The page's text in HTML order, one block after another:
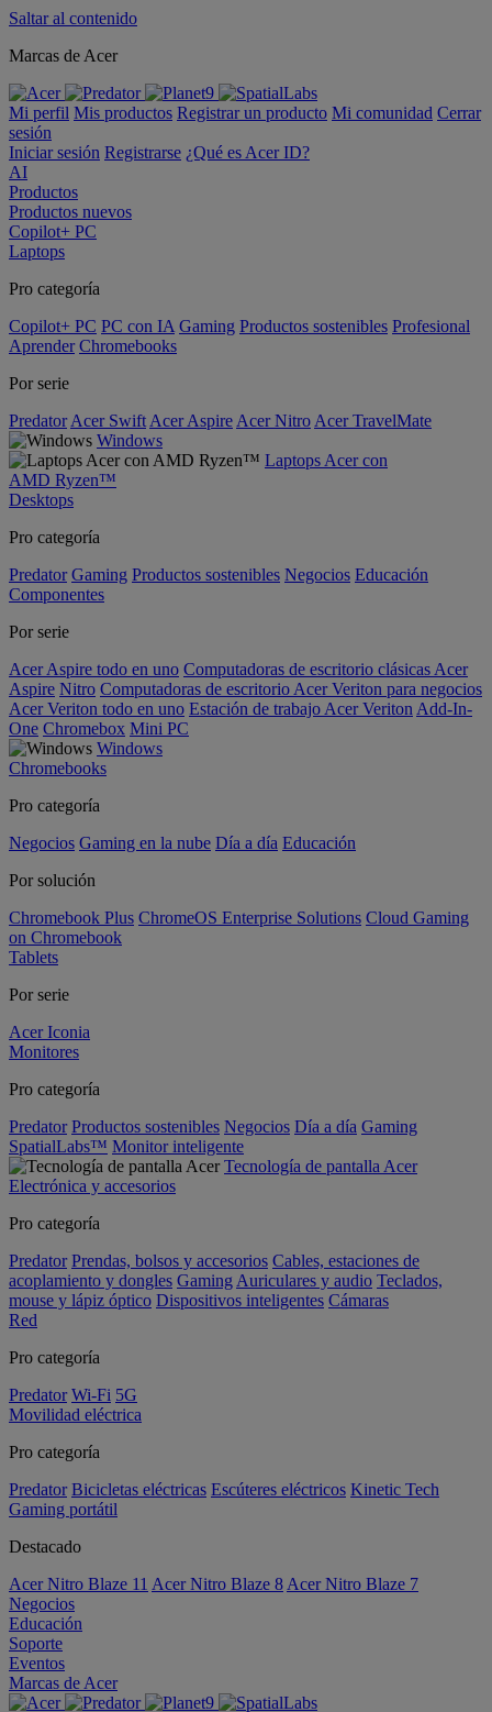
Saltar al contenido
Marcas de Acer
Mi perfil Mis productos Registrar un producto Mi comunidad Cerrar
sesión
Iniciar sesión Registrarse ¿Qué es Acer ID?
AI
Productos
Productos nuevos
Copilot+ PC
Laptops
Pro categoría
Copilot+ PC PC con IA Gaming Productos sostenibles Profesional
Aprender Chromebooks
Por serie
Predator Acer Swift Acer Aspire Acer Nitro Acer TravelMate
Windows
Laptops Acer con
AMD Ryzen™
Desktops
Pro categoría
Predator Gaming Productos sostenibles Negocios Educación
Componentes
Por serie
Acer Aspire todo en uno Computadoras de escritorio clásicas Acer
Aspire Nitro Computadoras de escritorio Acer Veriton para negocios
Acer Veriton todo en uno Estación de trabajo Acer Veriton Add-In-
One Chromebox Mini PC
Windows
Chromebooks
Pro categoría
Negocios Gaming en la nube Día a día Educación
Por solución
Chromebook Plus ChromeOS Enterprise Solutions Cloud Gaming
on Chromebook
Tablets
Por serie
Acer Iconia
Monitores
Pro categoría
Predator Productos sostenibles Negocios Día a día Gaming
SpatialLabs™ Monitor inteligente
Tecnología de pantalla Acer
Electrónica y accesorios
Pro categoría
Predator Prendas, bolsos y accesorios Cables, estaciones de
acoplamiento y dongles Gaming Auriculares y audio Teclados,
mouse y lápiz óptico Dispositivos inteligentes Cámaras
Red
Pro categoría
Predator Wi-Fi 5G
Movilidad eléctrica
Pro categoría
Predator Bicicletas eléctricas Escúteres eléctricos Kinetic Tech
Gaming portátil
Destacado
Acer Nitro Blaze 11 Acer Nitro Blaze 8 Acer Nitro Blaze 7
Negocios
Educación
Soporte
Eventos
Marcas de Acer